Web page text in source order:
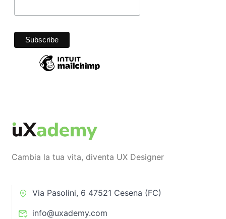
Cambia la tua vita, diventa UX Designer
Via Pasolini, 6 47521 Cesena (FC)
info@uxademy.com